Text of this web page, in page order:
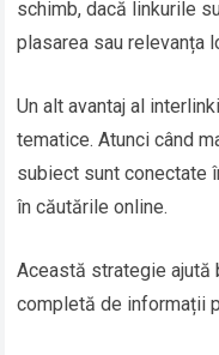
schimb, dacă linkurile
plasarea sau relevanța
Un alt avantaj al
tematice. Atunci când
subiect sunt conectate
în căutările online.
Această strategie ajută
completă de informații